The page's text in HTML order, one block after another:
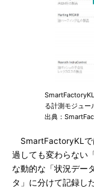
る計測モジュー
出典：
SmartFactoryKLで
過しても変わらない
な動的な「状況デー
タ」に分けて記録し